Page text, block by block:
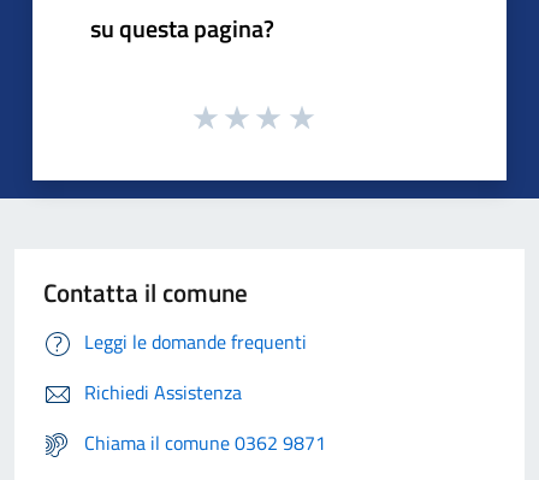
su questa pagina?
Contatta il comune
Leggi le domande frequenti
Richiedi Assistenza
Chiama il comune 0362 9871